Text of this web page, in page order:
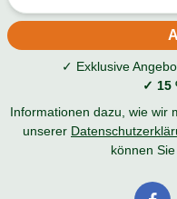
✓ Exklusive
✓ 15
Informationen dazu, wie wir
unserer
können